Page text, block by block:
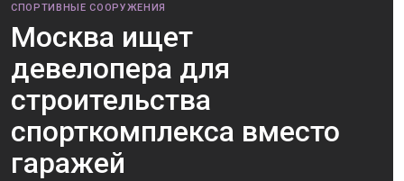
СПОРТИВНЫЕ СООРУЖЕНИЯ
Москва ищет
девелопера для
строительства
спорткомплекса вместо
гаражей